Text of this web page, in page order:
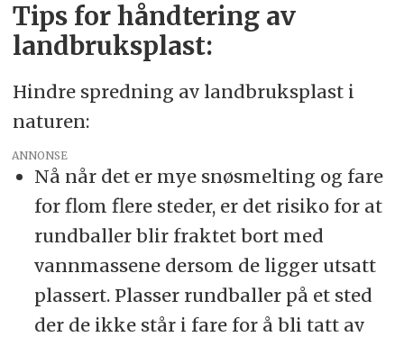
Tips for håndtering av
landbruksplast:
Hindre spredning av landbruksplast i
naturen:
ANNONSE
Nå når det er mye snøsmelting og fare
for flom flere steder, er det risiko for at
rundballer blir fraktet bort med
vannmassene dersom de ligger utsatt
plassert. Plasser rundballer på et sted
der de ikke står i fare for å bli tatt av